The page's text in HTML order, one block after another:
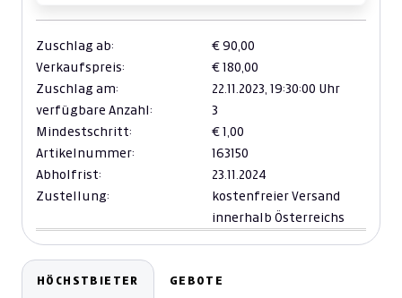
Zuschlag ab:
€ 90,00
Verkaufspreis:
€ 180,00
Zuschlag am:
22.11.2023, 19:30:00 Uhr
verfügbare Anzahl:
3
Mindestschritt:
€ 1,00
Artikelnummer:
163150
Abholfrist:
23.11.2024
Zustellung:
kostenfreier Versand
innerhalb Österreichs
HÖCHSTBIETER GEBOTE